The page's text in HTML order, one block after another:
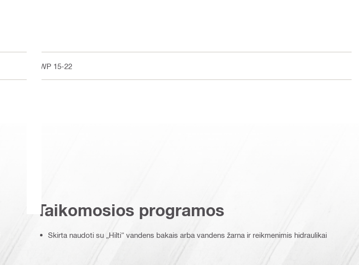
DWP 15-22
Taikomosios programos
Skirta naudoti su „Hilti“ vandens bakais arba vandens žarna ir reikmenimis hidraulikai